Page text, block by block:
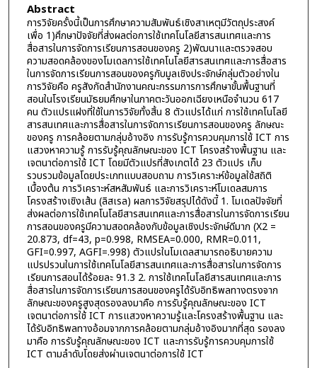
Abstract
การวิจัยครั้งนี้เป็นการศึกษาความสัมพันธ์เชิงสาเหตุมีวัตถุประสงค์
เพื่อ 1)ศึกษาปัจจัยที่ส่งผลต่อการใช้เทคโนโลยีสารสนเทศและการ
สื่อสารในการจัดการเรียนการสอนของครู 2)พัฒนาและตรวจสอบ
ความสอดคล้องของโมเดลการใช้เทคโนโลยีสารสนเทศและการสื่อสาร
ในการจัดการเรียนการสอนของครูกับมูลเชิงประจักษ์กลุ่มตัวอย่างใน
การวิจัยคือ ครูสังกัดสำนักงานคณะกรรมการการศึกษาขั้นพื้นฐานที่
สอนในโรงเรียนมัธยมศึกษาในภาคตะวันออกเฉียงเหนือจำนวน 617
คน ตัวแปรแฝงที่ใช้ในการวิจัยทั้งสิ้น 8 ตัวแปรได้แก่ การใช้เทคโนโลยี
สารสนเทศและการสื่อสารในการจัดการเรียนการสอนของครู ลักษณะ
ของครู การคล้อยตามกลุ่มอ้างอิง การรับรู้การควบคุมการใช้ ICT การ
แสวงหาความรู้ การรับรู้คุณลักษณะของ ICT โครงสร้างพื้นฐาน และ
เจตนาต่อการใช้ ICT โดยมีตัวแปรที่สังเกตได้ 23 ตัวแปร เก็บ
รวบรวมข้อมูลโดยประเภทแบบสอบถาม การวิเคราะห์ข้อมูลใช้สถิติ
เบื้องต้น การวิเคราะห์สหสัมพันธ์ และการวิเคราะห์โมเดลสมการ
โครงสร้างเชิงเส้น (ลิสเรล) ผลการวิจัยสรุปได้ดังนี้ 1. โมเดลปัจจัยที่
ส่งผลต่อการใช้เทคโนโลยีสารสนเทศและการสื่อสารในการจัดการเรียน
การสอนของครูมีความสอดคล้องกับข้อมูลเชิงประจักษ์ดีมาก (X2 =
20.873, df=43, p=0.998, RMSEA=0.000, RMR=0.011,
GFI=0.997, AGFI=.998) ตัวแปรในโมเดลสามารถอธิบายความ
แปรปรวนในการใช้เทคโนโลยีสารสนเทศและการสื่อสารในการจัดการ
เรียนการสอนได้ร้อยละ 91.3 2. การใช้เทคโนโลยีสารสนเทศและการ
สื่อสารในการจัดการเรียนการสอนของครูได้รับอิทธิพลทางตรงจาก
ลักษณะของครูสูงสุดรองลงมาคือ การรับรู้คุณลักษณะของ ICT
เจตนาต่อการใช้ ICT การแสวงหาความรู้และโครงสร้างพื้นฐาน และ
ได้รับอิทธิพลทางอ้อมจากการคล้อยตามกลุ่มอ้างอิงมากที่สุด รองลง
มาคือ การรับรู้คุณลักษณะของ ICT และการรับรู้การควบคุมการใช้
ICT ตามลำดับโดยส่งผ่านเจตนาต่อการใช้ ICT